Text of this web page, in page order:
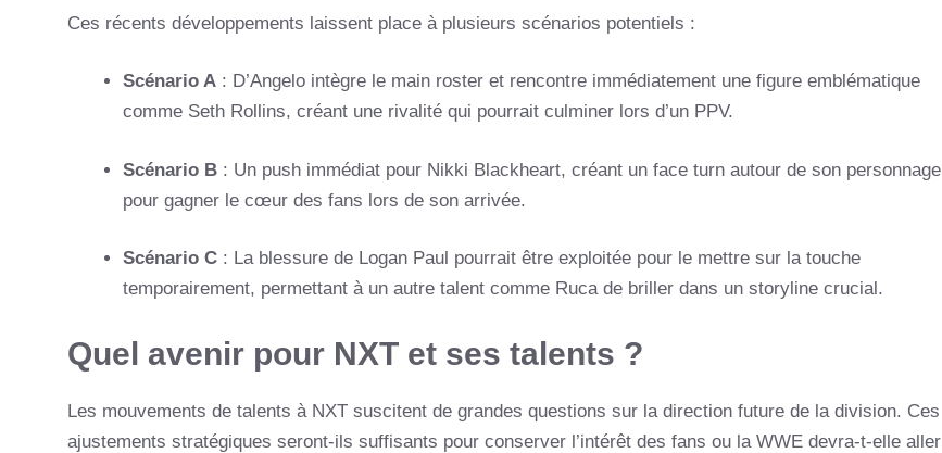
Ces récents développements laissent place à plusieurs scénarios potentiels :
Scénario A : D’Angelo intègre le main roster et rencontre immédiatement une figure emblématique
comme Seth Rollins, créant une rivalité qui pourrait culminer lors d’un PPV.
Scénario B : Un push immédiat pour Nikki Blackheart, créant un face turn autour de son personnage
pour gagner le cœur des fans lors de son arrivée.
Scénario C : La blessure de Logan Paul pourrait être exploitée pour le mettre sur la touche
temporairement, permettant à un autre talent comme Ruca de briller dans un storyline crucial.
Quel avenir pour NXT et ses talents ?
Les mouvements de talents à NXT suscitent de grandes questions sur la direction future de la division. Ces
ajustements stratégiques seront-ils suffisants pour conserver l’intérêt des fans ou la WWE devra-t-elle aller